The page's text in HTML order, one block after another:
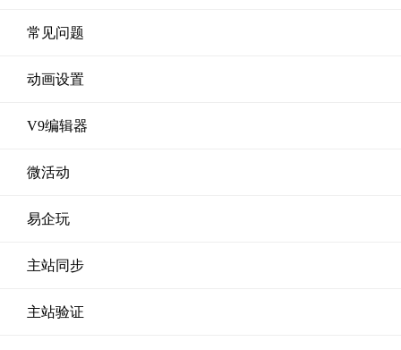
常见问题
动画设置
V9编辑器
微活动
易企玩
主站同步
主站验证